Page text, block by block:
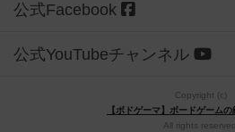
公式Facebook
公式YouTubeチャンネル
Copyright (c)
【ボドゲーマ】ボードゲーム
All rights